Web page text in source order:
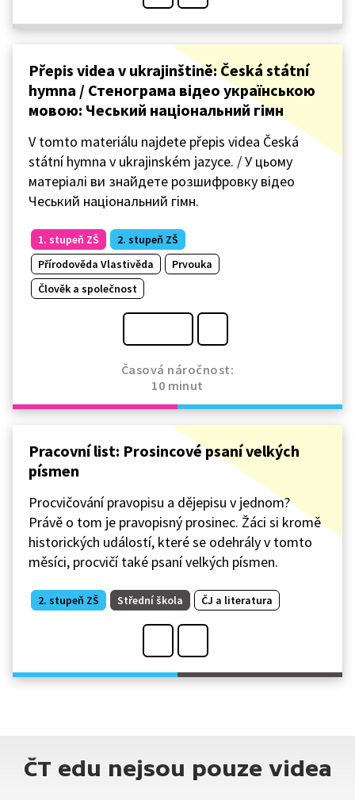
Přepis videa v ukrajinštině: Česká státní
hymna / Стенограма відео українською
мовою: Чеський національний гімн
V tomto materiálu najdete přepis videa Česká
státní hymna v ukrajinském jazyce. / У цьому
матеріалі ви знайдете розшифровку відео
Чеський національний гімн.
1. stupeň ZŠ
2. stupeň ZŠ
Přírodověda Vlastivěda
Prvouka
Člověk a společnost
Časová náročnost:
10 minut
Pracovní list: Prosincové psaní velkých
písmen
Procvičování pravopisu a dějepisu v jednom?
Právě o tom je pravopisný prosinec. Žáci si kromě
historických událostí, které se odehrály v tomto
měsíci, procvičí také psaní velkých písmen.
2. stupeň ZŠ Střední škola ČJ a literatura
ČT edu nejsou pouze videa